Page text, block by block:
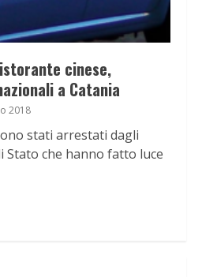
cinese,
a Catania
2018
stati arrestati dagli
Stato che hanno fatto luce